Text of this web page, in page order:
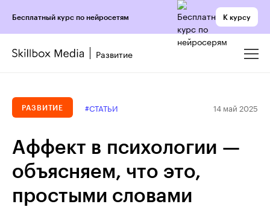
Бесплатный курс по нейросетям К курсу
Развитие
РАЗВИТИЕ #СТАТЬИ 14 май 2025
Аффект в психологии —
объясняем, что это,
простыми словами